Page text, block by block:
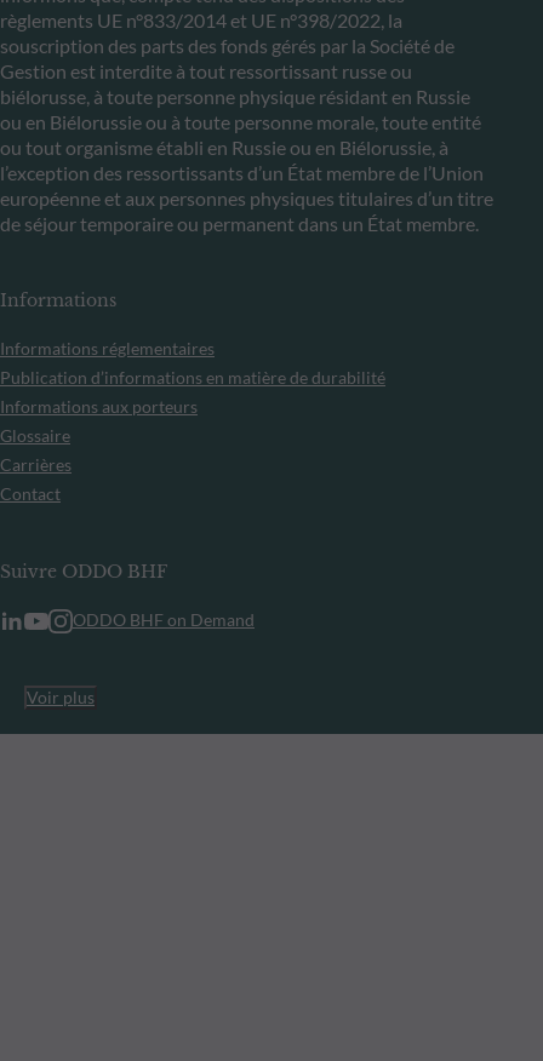
règlements UE n°833/2014 et UE n°398/2022, la
souscription des parts des fonds gérés par la Société de
Gestion est interdite à tout ressortissant russe ou
biélorusse, à toute personne physique résidant en Russie
ou en Biélorussie ou à toute personne morale, toute entité
ou tout organisme établi en Russie ou en Biélorussie, à
l’exception des ressortissants d’un État membre de l’Union
européenne et aux personnes physiques titulaires d’un titre
de séjour temporaire ou permanent dans un État membre.
Informations
Informations réglementaires
Publication d’informations en matière de durabilité
Informations aux porteurs
Glossaire
Carrières
Contact
Suivre ODDO BHF
ODDO BHF on Demand
Voir plus